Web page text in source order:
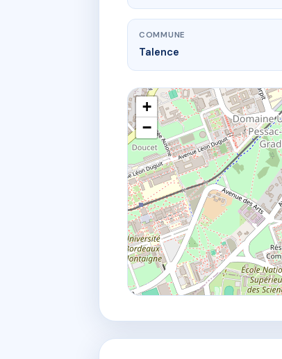
COMMUNE
Talence
+
−